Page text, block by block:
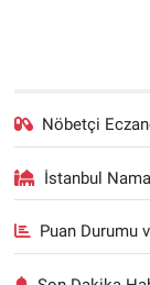
Nöbetçi
İstanbul
Puan Durumu